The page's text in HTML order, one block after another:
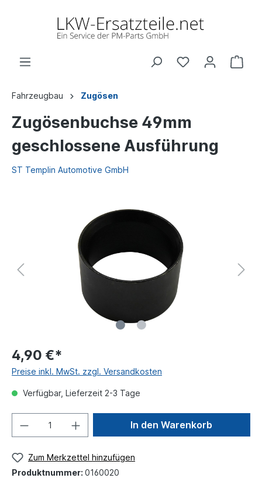
Fahrzeugbau Zugösen
Zugösenbuchse 49mm
geschlossene Ausführung
ST Templin Automotive GmbH
4,90 €*
Preise inkl. MwSt. zzgl. Versandkosten
Verfügbar, Lieferzeit 2-3 Tage
In den Warenkorb
Zum Merkzettel hinzufügen
Produktnummer: 0160020